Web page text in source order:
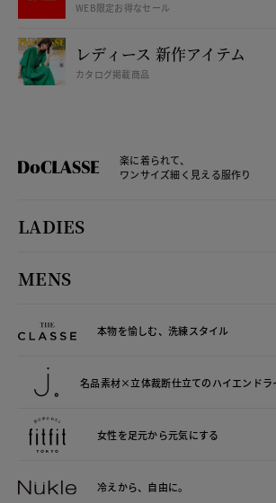
WEB限定お得なセール
レディース 新作アイテム
カタログ掲載商品
楽に着られて、
ワンサイズ細く見える服作り
LADIES
MENS
本物を愉しむ、洗練スタイル
名品素材×立体裁断仕立てのハイエンドラ
女性を足元から元気にする
冷えから、 自由に。